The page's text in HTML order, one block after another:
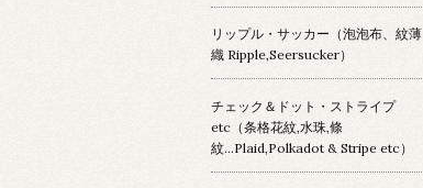
リップル・サッカー（泡泡布、紋薄
織 Ripple,Seersucker）
チェック＆ドット・ストライプ
etc（条格花紋,水珠,條
紋...Plaid,Polkadot & Stripe etc）